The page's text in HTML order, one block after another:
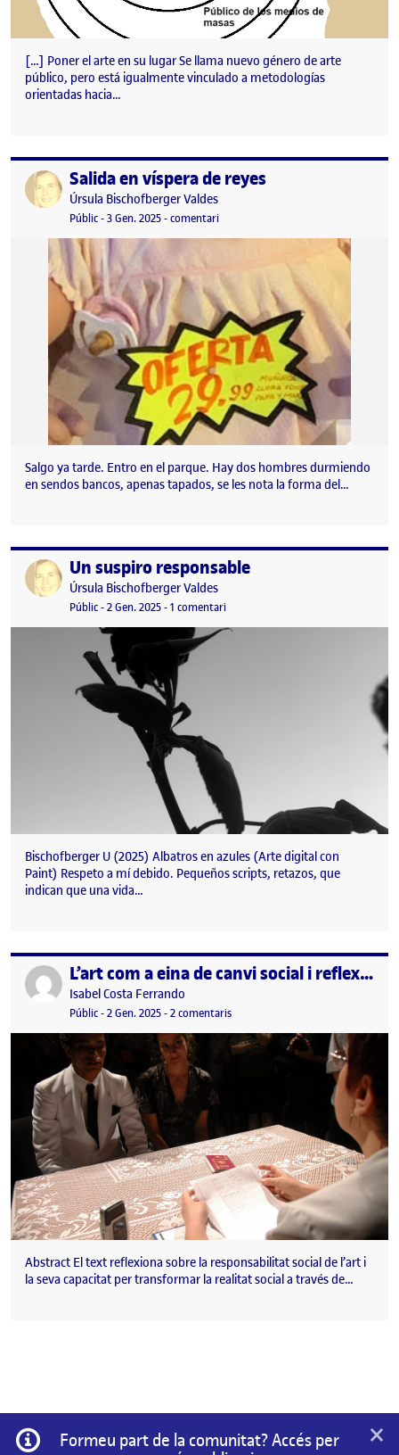
[…] Poner el arte en su lugar Se llama nuevo género de arte
público, pero está igualmente vinculado a metodologías
orientadas hacia…
Publicat perSalida en víspera de reyes
Publicat per
Úrsula Bischofberger Valdes
Visibilitat:
Públic-Data de publicació
3 Gen. 20253 gener, 2025 10:00 am
-comentariel Salida en víspera de reyes
Salgo ya tarde. Entro en el parque. Hay dos hombres durmiendo
en sendos bancos, apenas tapados, se les nota la forma del…
Publicat perUn suspiro responsable
Publicat per
Úrsula Bischofberger Valdes
Visibilitat:
Públic-Data de publicació
2 Gen. 20251 març, 2025 9:58 pm
-1 comentaria Un suspiro responsable
Bischofberger U (2025) Albatros en azules (Arte digital con
Paint) Respeto a mí debido. Pequeños scripts, retazos, que
indican que una vida…
Publicat per L’art com a eina de canvi social i reflexió crítica
Publicat per
Isabel Costa Ferrando
Visibilitat:
Públic-Data de publicació
2 Gen. 20253 gener, 2025 11:39 pm
-2 comentarisa L’art com a eina de canvi social i
Abstract El text reflexiona sobre la responsabilitat social de l’art i
la seva capacitat per transformar la realitat social a través de…
Informació
Formeu part de la comunitat? Accés per
×